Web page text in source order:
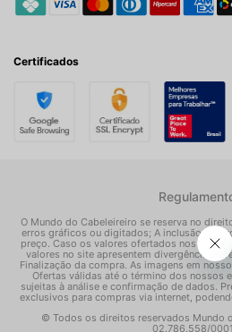
Certificados
O Mundo do Cabeleireiro se reserva no
erros gráficos ou digitados; A inclusão do
preço. Caso os valores ofertados nos e-
valores no site apresentem divergências,
Finalização da compra. As imagens em
Ofertas válidas até o término dos nossos
sujeitas à análise e confirmação de dados.
exclusivos para compras via internet,
© Todos os direitos reservados Mundo
02.786.558/